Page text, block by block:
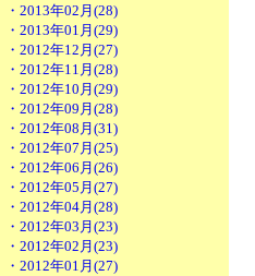
・2013年02月(28)
・2013年01月(29)
・2012年12月(27)
・2012年11月(28)
・2012年10月(29)
・2012年09月(28)
・2012年08月(31)
・2012年07月(25)
・2012年06月(26)
・2012年05月(27)
・2012年04月(28)
・2012年03月(23)
・2012年02月(23)
・2012年01月(27)